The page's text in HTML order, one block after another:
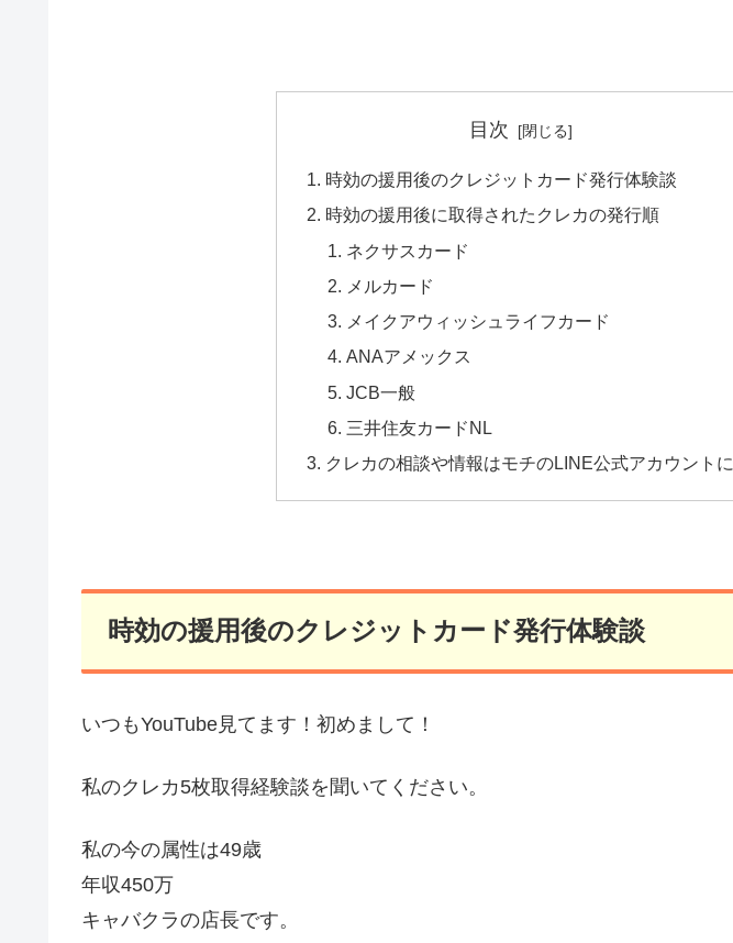
目次
時効の援用後のクレジットカード発行体験談
時効の援用後に取得されたクレカの発行順
ネクサスカード
メルカード
メイクアウィッシュライフカード
ANAアメックス
JCB一般
三井住友カードNL
クレカの相談や情報はモチのLINE公式アカウントに
時効の援用後のクレジットカード発行体験談
いつもYouTube見てます！初めまして！
私のクレカ5枚取得経験談を聞いてください。
私の今の属性は49歳
年収450万
キャバクラの店長です。